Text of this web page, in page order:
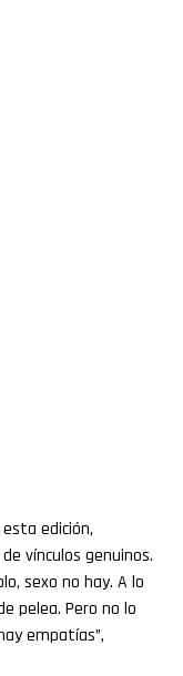
edición,
vínculos genuinos.
sexo no hay. A lo
pelea. Pero no lo
empatías”,